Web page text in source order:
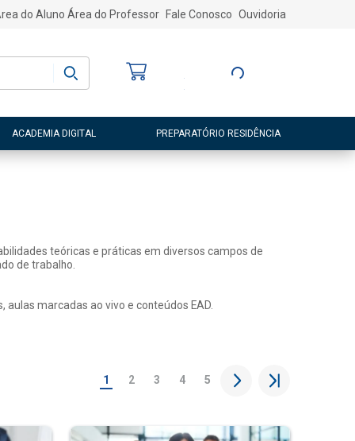
do Aluno Área do Professor Fale Conosco Ouvidoria
Entre ou Cadastre-
ACADEMIA DIGITAL PREPARATÓRIO RESIDÊNCIA
teóricas e práticas em diversos campos de
de trabalho.
marcadas ao vivo e conteúdos EAD.
1 2 3 4 5